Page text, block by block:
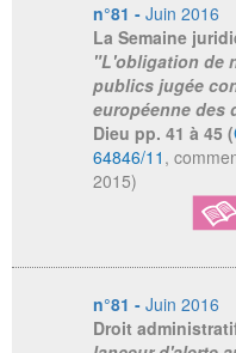
n°81 - Juin 2016
La Semaine
"L'obligation de
publics jugée
européenne des
Dieu pp. 41 à 45 (
64846/11 ,
2015)
n°81 - Juin 2016
Droit